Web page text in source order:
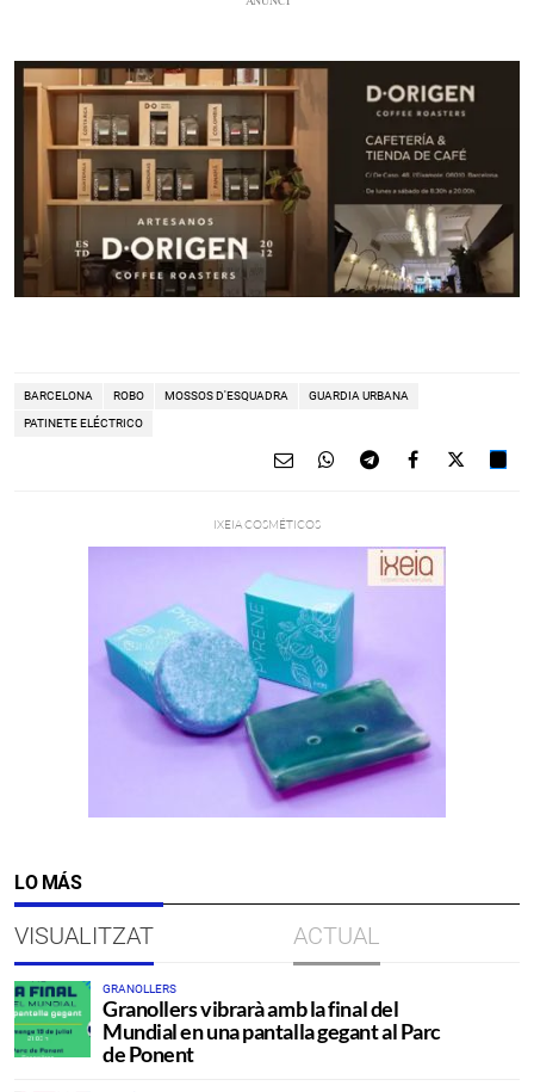
BARCELONA ROBO MOSSOS D'ESQUADRA GUARDIA URBANA
PATINETE ELÉCTRICO
LO MÁS
VISUALITZAT ACTUAL
GRANOLLERS
Granollers vibrarà amb la final del
Mundial en una pantalla gegant al Parc
de Ponent